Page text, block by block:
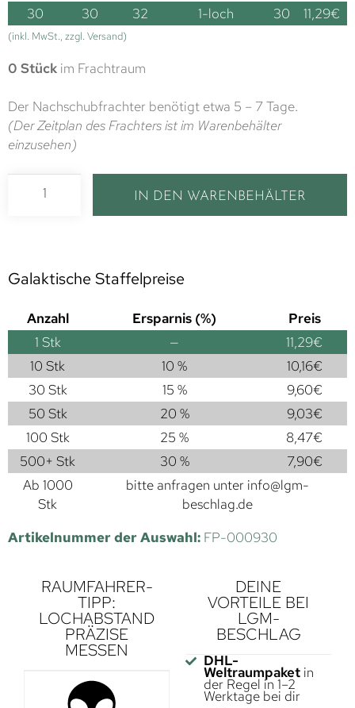
30
30 32 1-loch 30 11,29€
(inkl. MwSt., zzgl. Versand)
0 Stück im Frachtraum
Der Nachschubfrachter benötigt etwa 5 – 7 Tage.
(Der Zeitplan des Frachters ist im Warenbehälter
einzusehen)
IN DEN WARENBEHÄLTER
Galaktische Staffelpreise
Anzahl Ersparnis (%)
Preis
1 Stk — 11,29€
10 Stk
10 % 10,16€
30 Stk
15 % 9,60€
50 Stk
20 % 9,03€
100 Stk
25 % 8,47€
500+ Stk
30 % 7,90€
Ab 1000
Stk
bitte anfragen unter info@lgm-
beschlag.de
Artikelnummer der Auswahl: FP-000930
RAUMFAHRER-
TIPP:
LOCHABSTAND
PRÄZISE
MESSEN
DEINE
VORTEILE BEI
LGM-
BESCHLAG
DHL-
Weltraumpaketin
der Regel in 1–2
Werktage bei dir